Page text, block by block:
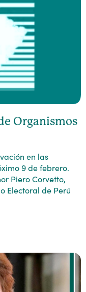
Organismos
en las
9 de febrero.
Piero Corvetto,
Electoral de Perú